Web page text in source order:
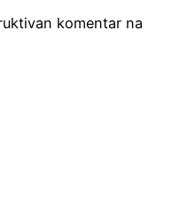
komentar na